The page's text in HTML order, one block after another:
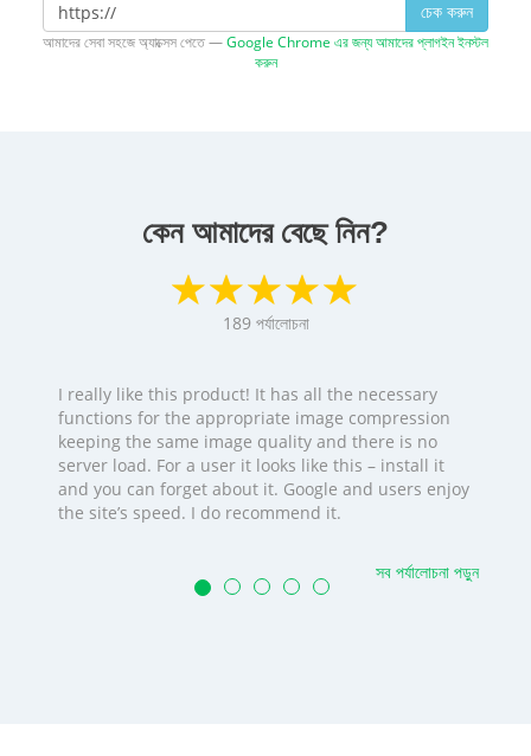
চেক করুন
আমাদের সেবা সহজে অ্যাক্সেস পেতে —Google Chrome এর জন্য আমাদের প্লাগইন ইনস্টল
করুন
কেন আমাদের বেছে নিন?
189 পর্যালোচনা
I really like this product! It has all the necessary
functions for the appropriate image compression
keeping the same image quality and there is no
server load. For a user it looks like this – install it
and you can forget about it. Google and users enjoy
the site’s speed. I do recommend it.
সব পর্যালোচনা পড়ুন